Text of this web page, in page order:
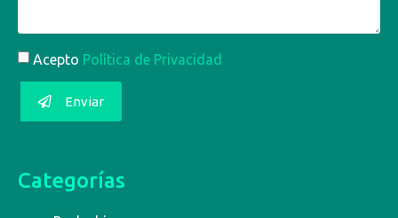
Acepto Política de Privacidad
Enviar
Categorías